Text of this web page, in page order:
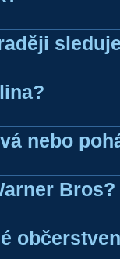
nebo
Bros?